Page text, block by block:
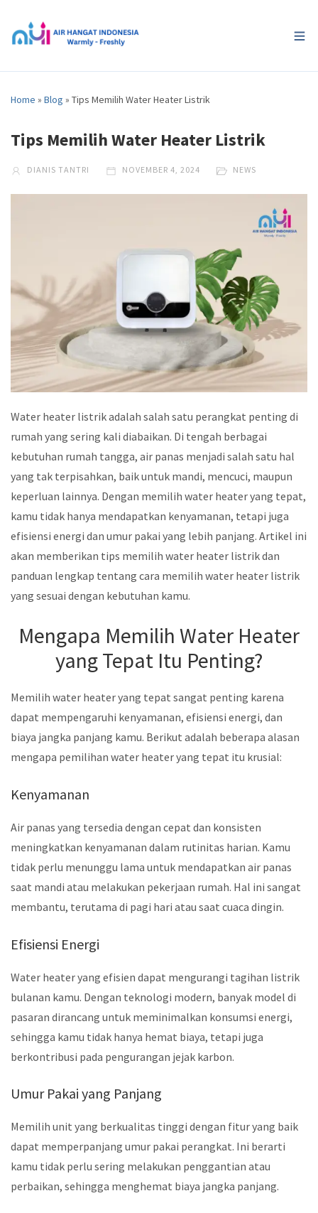
Home » Blog » Tips Memilih Water Heater Listrik
Tips Memilih Water Heater Listrik
DIANIS TANTRI NOVEMBER 4, 2024 NEWS
Water heater listrik adalah salah satu perangkat penting di
rumah yang sering kali diabaikan. Di tengah berbagai
kebutuhan rumah tangga, air panas menjadi salah satu hal
yang tak terpisahkan, baik untuk mandi, mencuci, maupun
keperluan lainnya. Dengan memilih water heater yang tepat,
kamu tidak hanya mendapatkan kenyamanan, tetapi juga
efisiensi energi dan umur pakai yang lebih panjang. Artikel ini
akan memberikan tips memilih water heater listrik dan
panduan lengkap tentang cara memilih water heater listrik
yang sesuai dengan kebutuhan kamu.
Mengapa Memilih Water Heater
yang Tepat Itu Penting?
Memilih water heater yang tepat sangat penting karena
dapat mempengaruhi kenyamanan, efisiensi energi, dan
biaya jangka panjang kamu. Berikut adalah beberapa alasan
mengapa pemilihan water heater yang tepat itu krusial:
Kenyamanan
Air panas yang tersedia dengan cepat dan konsisten
meningkatkan kenyamanan dalam rutinitas harian. Kamu
tidak perlu menunggu lama untuk mendapatkan air panas
saat mandi atau melakukan pekerjaan rumah. Hal ini sangat
membantu, terutama di pagi hari atau saat cuaca dingin.
Efisiensi Energi
Water heater yang efisien dapat mengurangi tagihan listrik
bulanan kamu. Dengan teknologi modern, banyak model di
pasaran dirancang untuk meminimalkan konsumsi energi,
sehingga kamu tidak hanya hemat biaya, tetapi juga
berkontribusi pada pengurangan jejak karbon.
Umur Pakai yang Panjang
Memilih unit yang berkualitas tinggi dengan fitur yang baik
dapat memperpanjang umur pakai perangkat. Ini berarti
kamu tidak perlu sering melakukan penggantian atau
perbaikan, sehingga menghemat biaya jangka panjang.